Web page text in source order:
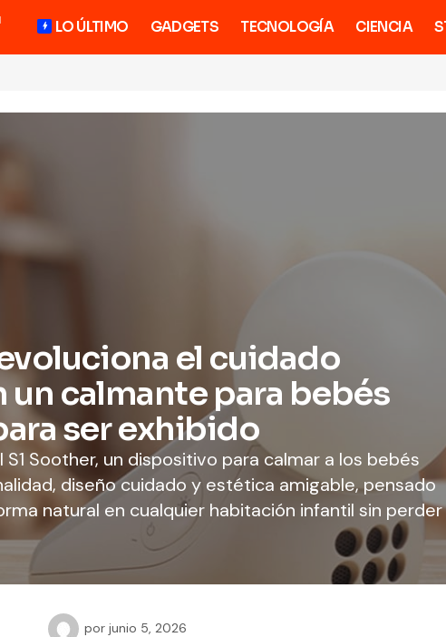
LO ÚLTIMO GADGETS TECNOLOGÍA CIENCIA
el cuidado
calmante para bebés
ser exhibido
Soother, un dispositivo para calmar a los bebés
diseño cuidado y estética amigable, pensado
natural en cualquier habitación infantil sin perder
por junio 5, 2026